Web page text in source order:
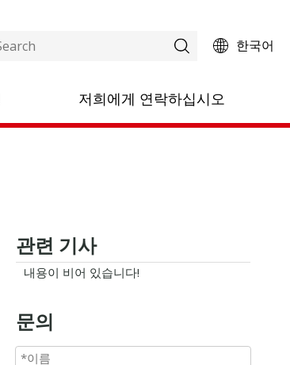
한국어
저희에게 연락하십시오
관련 기사
내용이 비어 있습니다!
문의